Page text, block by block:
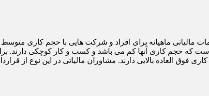
مالیاتی ماهیانه برای افراد و شرکت هایی با حجم کاری
که حجم کاری آنها کم می باشد و کسب و کار کوچکی دارند.
العاده بالایی دارند. مشاوران مالیاتی در این نوع از